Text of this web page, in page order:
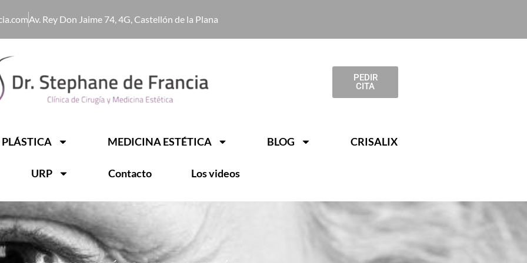
Av. Rey Don Jaime 74, 4G, Castellón de la Plana
PEDIR
CITA
MEDICINA ESTÉTICA BLOG CRISALIX
URP Contacto Los videos